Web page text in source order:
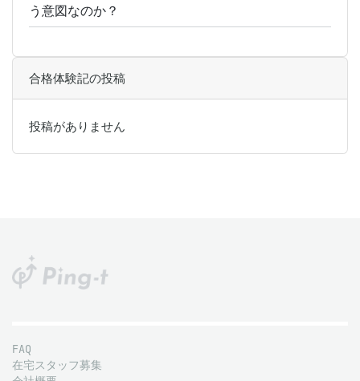
う意図なのか？
合格体験記の投稿
投稿がありません
FAQ
在宅スタッフ募集